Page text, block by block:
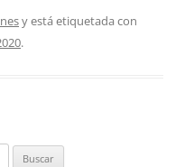
y está etiquetada con
.